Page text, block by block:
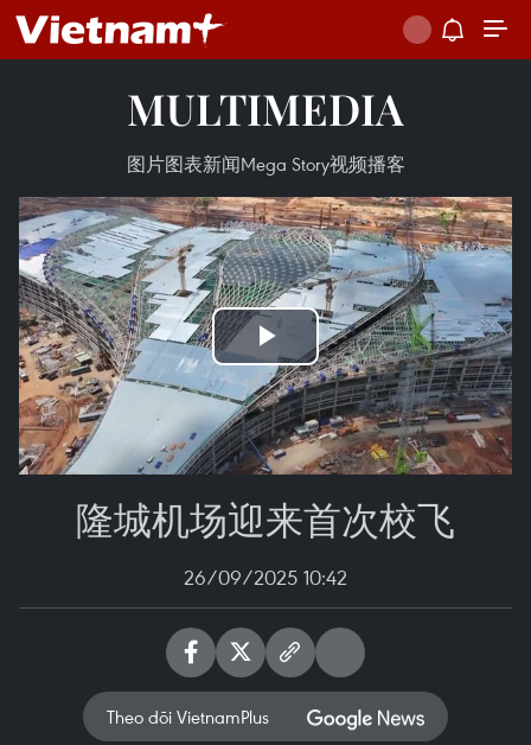
MULTIMEDIA
图片图表新闻Mega Story视频播客
Play
Video
隆城机场迎来首次校飞
26/09/2025 10:42
Theo dõi VietnamPlus